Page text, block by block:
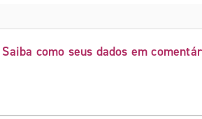
Saiba como seus dados em